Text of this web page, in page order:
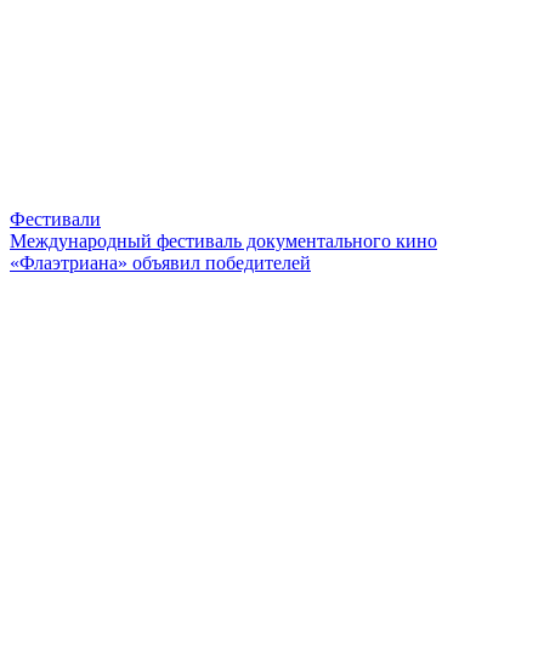
Фестивали
Международный фестиваль документального кино
«Флаэтриана» объявил победителей